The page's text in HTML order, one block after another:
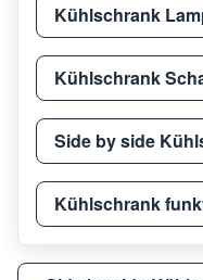
Kühlschrank
Kühlschrank
Side by side
Kühlschrank